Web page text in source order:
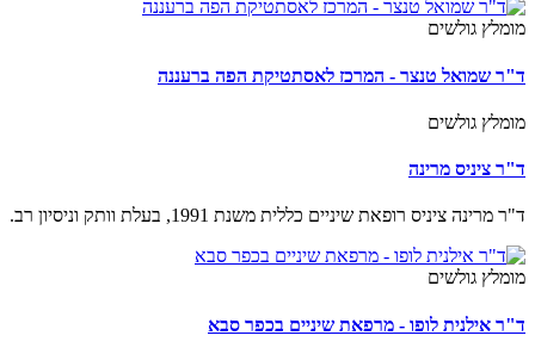
גולשים
שמואל טנצר - המרכז לאסתטיקת הפה ברעננה
גולשים
ציניס מרינה
ציניס רופאת שיניים כללית משנת 1991, בעלת וותק וניסיון רב.
גולשים
אילנית לופו - מרפאת שיניים בכפר סבא